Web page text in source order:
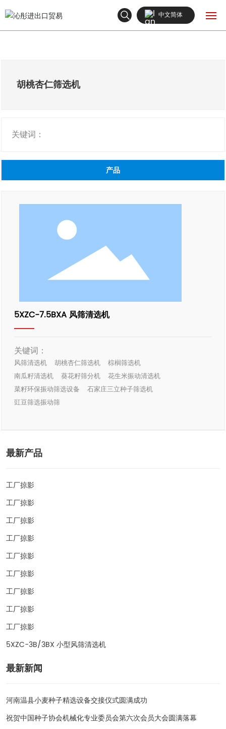
新闻中心
中文简体
胡桃杏仁筛选机
关键词：
产品
5XZC-7.5BXA 风筛清选机
关键词：
风筛清选机 胡桃杏仁筛选机
棕榈筛选机
南瓜籽清选机
葵花籽筛分机
花生米振动清选机
菜籽环保振动筛选设备
石家庄三立种子筛选机
豇豆筛选振动筛
最新产品
工厂掠影
工厂掠影
工厂掠影
工厂掠影
工厂掠影
工厂掠影
工厂掠影
工厂掠影
工厂掠影
5XZC-3B/3BX 小型风筛清选机
最新新闻
河南温县小麦种子精选设备交接仪式圆满成功
祝贺中国种子协会机械化专业委员会第六次会员大会圆满落幕